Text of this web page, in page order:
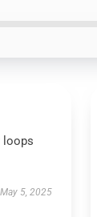
loops
May 5, 2025